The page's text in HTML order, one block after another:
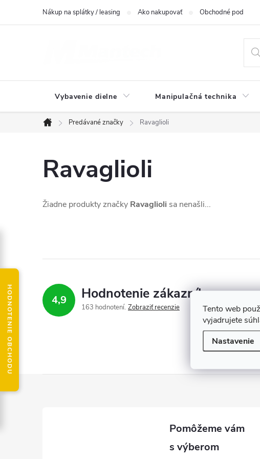
Tento web
vyjadrujete
Nastavenie
Nákup na splátky / leasing Ako nakupovať Obchodné podmienky
Vybavenie dielne Manipulačná technika
Domov
Predávané značky Ravaglioli
Ravaglioli
Žiadne produkty značky Ravaglioli sa nenašli...
4,9 Hodnotenie zákazníkov
163 hodnotení Zobraziť recenzie
Z
HODNOTENIE OBCHODU